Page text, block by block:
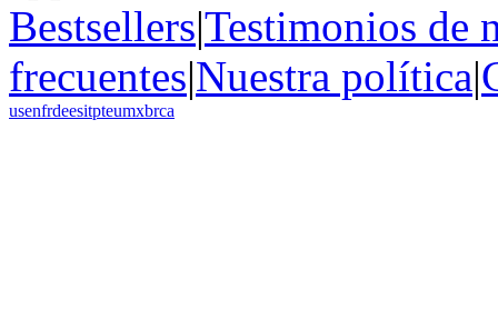
Bestsellers|Testimonios de
frecuentes|Nuestra política|
usenfrdeesitpteumxbrca